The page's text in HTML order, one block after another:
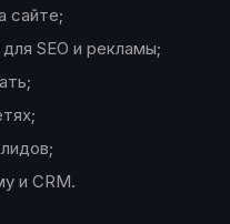
сайте;
SEO и рекламы;
и CRM.